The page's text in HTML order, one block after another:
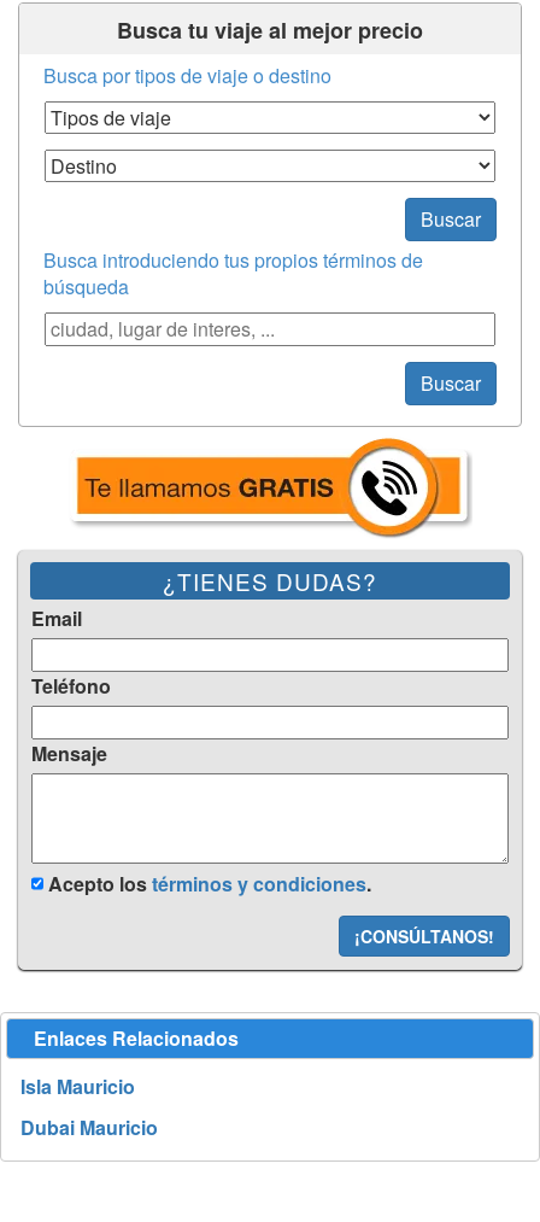
Busca tu viaje al mejor precio
Busca por tipos de viaje o destino
Tipos de Viaje
Destino
Buscar
Busca introduciendo tus propios términos de
búsqueda
Búsqueda
Buscar
¿TIENES DUDAS?
Email
Teléfono
Mensaje
Acepto lostérminos y condiciones.
¡CONSÚLTANOS!
Enlaces Relacionados
Isla Mauricio
Dubai Mauricio